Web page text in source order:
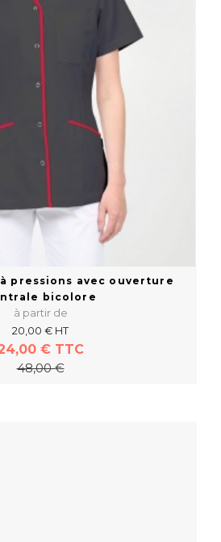
pressions avec ouverture
bicolore
à partir de
20,00 € HT
€ TTC
48,00 €